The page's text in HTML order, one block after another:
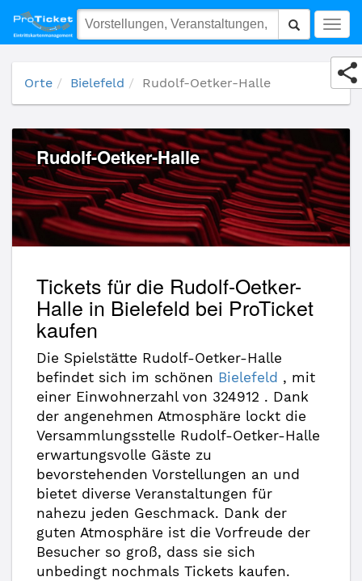
Rudolf-Oetker-Halle
Orte Bielefeld Rudolf-Oetker-Halle
Rudolf-Oetker-Halle
Tickets für die Rudolf-Oetker-
Halle in Bielefeld bei ProTicket
kaufen
Die Spielstätte Rudolf-Oetker-Halle
befindet sich im schönen Bielefeld , mit
einer Einwohnerzahl von 324912 . Dank
der angenehmen Atmosphäre lockt die
Versammlungsstelle Rudolf-Oetker-Halle
erwartungsvolle Gäste zu
bevorstehenden Vorstellungen an und
bietet diverse Veranstaltungen für
nahezu jeden Geschmack. Dank der
guten Atmosphäre ist die Vorfreude der
Besucher so groß, dass sie sich
unbedingt nochmals Tickets kaufen.